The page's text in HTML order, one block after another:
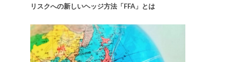
リスクへの新しいヘッジ方法「FFA」とは